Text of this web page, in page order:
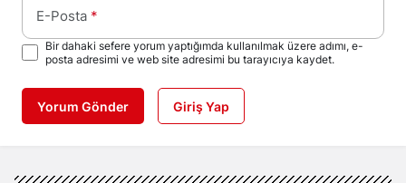
E-Posta *
Bir dahaki sefere yorum yaptığımda kullanılmak üzere adımı, e-
posta adresimi ve web site adresimi bu tarayıcıya kaydet.
Yorum Gönder Giriş Yap